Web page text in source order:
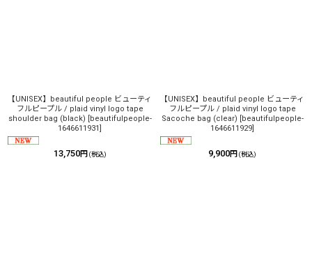
【UNISEX】beautiful people ビューティ
フルピープル / plaid vinyl logo tape
shoulder bag (black) [beautifulpeople-
1646611931]
13,750円 (税込)
【UNISEX】beautiful people ビューティ
フルピープル / plaid vinyl logo tape
Sacoche bag (clear) [beautifulpeople-
1646611929]
9,900円 (税込)